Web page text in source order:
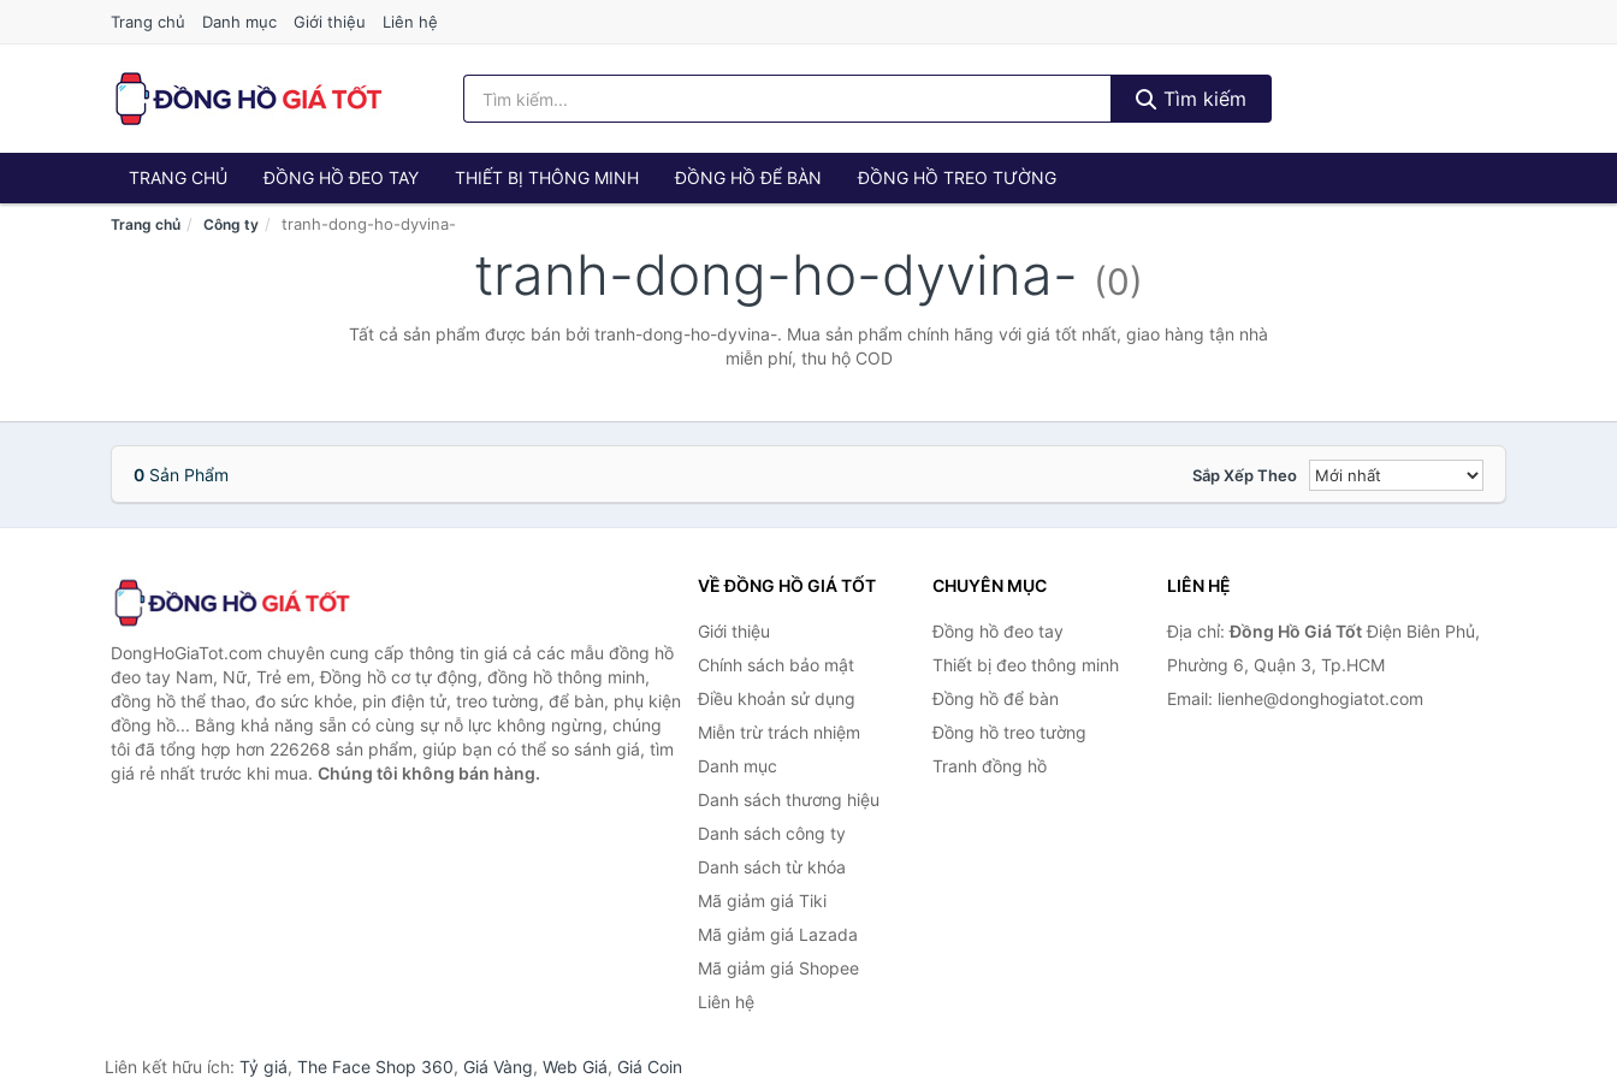
Trang chủ Danh mục Giới thiệu Liên hệ
Tìm kiếm
TRANG CHỦ ĐỒNG HỒ ĐEO TAY THIẾT BỊ THÔNG MINH ĐỒNG HỒ ĐỂ BÀN ĐỒNG HỒ TREO TƯỜNG
Trang chủ Công ty tranh-dong-ho-dyvina-
tranh-dong-ho-dyvina- (0)
Tất cả sản phẩm được bán bởi tranh-dong-ho-dyvina-. Mua sản phẩm chính hãng với giá tốt nhất, giao hàng tận nhà
miễn phí, thu hộ COD
0 Sản Phẩm Sắp Xếp Theo
DongHoGiaTot.com chuyên cung cấp thông tin giá cả các mẫu đồng hồ
đeo tay Nam, Nữ, Trẻ em, Đồng hồ cơ tự động, đồng hồ thông minh,
đồng hồ thể thao, đo sức khỏe, pin điện tử, treo tường, để bàn, phụ kiện
đồng hồ... Bằng khả năng sẵn có cùng sự nỗ lực không ngừng, chúng
tôi đã tổng hợp hơn 226268 sản phẩm, giúp bạn có thể so sánh giá, tìm
giá rẻ nhất trước khi mua. Chúng tôi không bán hàng.
VỀ ĐỒNG HỒ GIÁ TỐT
Giới thiệu
Chính sách bảo mật
Điều khoản sử dụng
Miễn trừ trách nhiệm
Danh mục
Danh sách thương hiệu
Danh sách công ty
Danh sách từ khóa
Mã giảm giá Tiki
Mã giảm giá Lazada
Mã giảm giá Shopee
Liên hệ
CHUYÊN MỤC
Đồng hồ đeo tay
Thiết bị đeo thông minh
Đồng hồ để bàn
Đồng hồ treo tường
Tranh đồng hồ
LIÊN HỆ
Địa chỉ:Đồng Hồ Giá TốtĐiện Biên Phủ,
Phường 6, Quận 3, Tp.HCM
Email: lienhe@donghogiatot.com
Liên kết hữu ích: Tỷ giá, The Face Shop 360, Giá Vàng, Web Giá, Giá Coin